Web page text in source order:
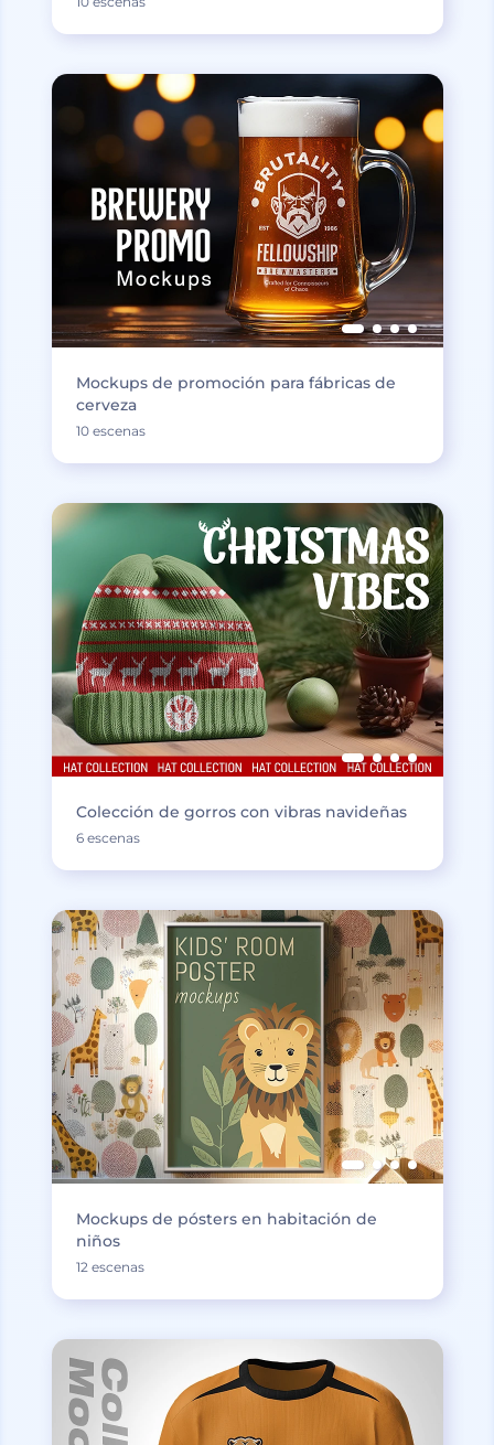
Mockups de promoción para fábricas de
cerveza
10 escenas
Colección de gorros con vibras navideñas
6 escenas
Mockups de pósters en habitación de
niños
12 escenas